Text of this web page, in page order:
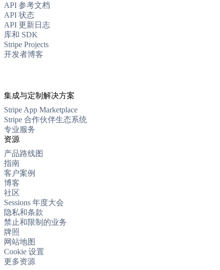
API 参考文档
API 状态
API 更新日志
库和 SDK
Stripe Projects
开发者博客
集成与定制解决方案
Stripe App Marketplace
Stripe 合作伙伴生态系统
专业服务
资源
产品路线图
指南
客户案例
博客
社区
Sessions 年度大会
隐私和条款
禁止和限制的业务
牌照
网站地图
Cookie 设置
更多资源